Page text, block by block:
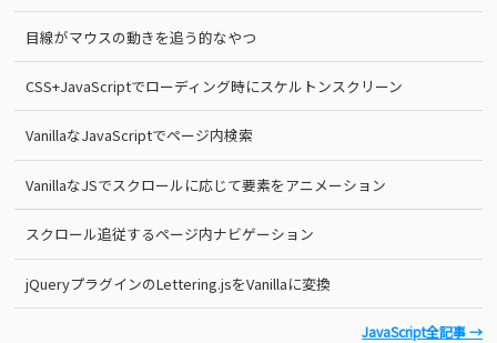
目線がマウスの動きを追う的なやつ
CSS+JavaScriptでローディング時にスケルトンスクリーン
VanillaなJavaScriptでページ内検索
VanillaなJSでスクロールに応じて要素をアニメーション
スクロール追従するページ内ナビゲーション
jQueryプラグインのLettering.jsをVanillaに変換
JavaScript全記事 →